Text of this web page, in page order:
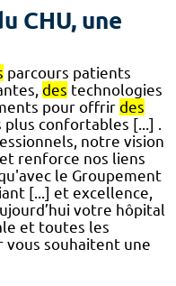
CHU, une
parcours patients
des technologies
pour offrir des
confortables [...] .
notre vision
renforce nos liens
le Groupement
[...] et excellence,
votre hôpital
et toutes les
vous souhaitent une